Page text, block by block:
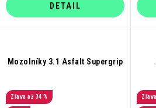
DETAIL
Mozolníky 3.1 Asfalt Supergrip
až 34 %